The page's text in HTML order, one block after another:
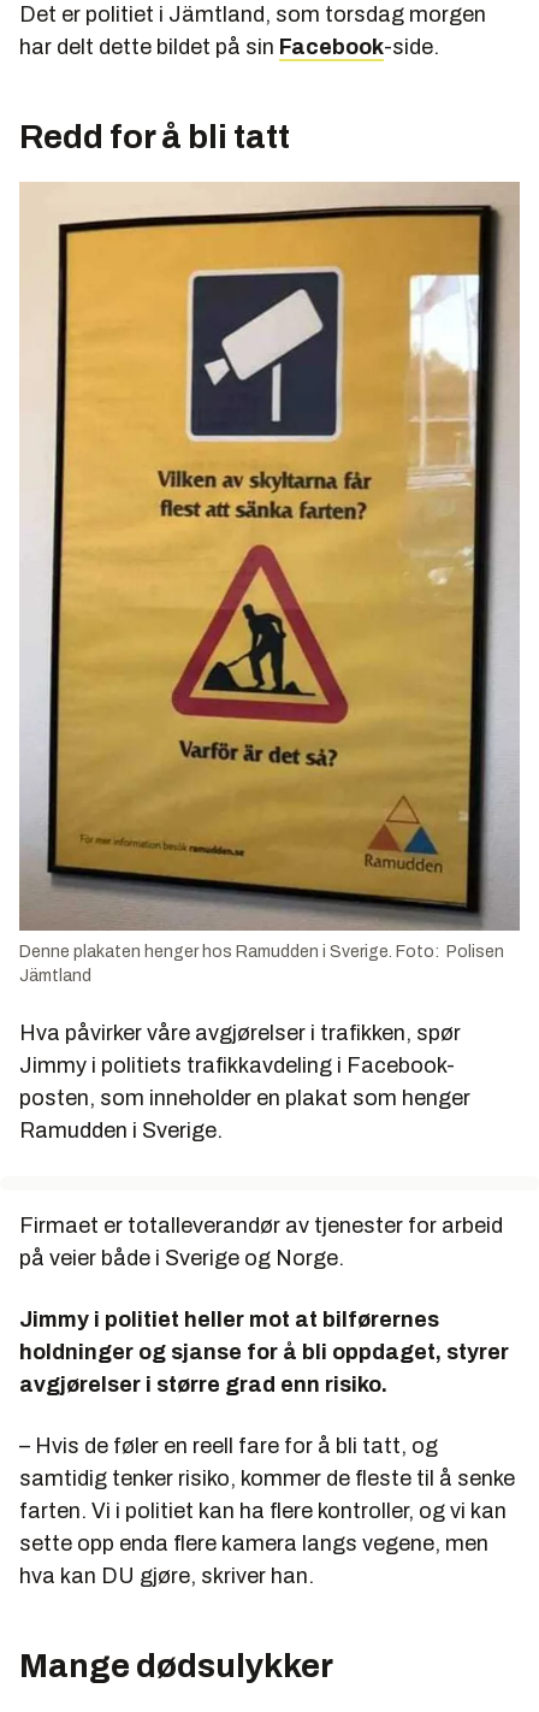
Det er politiet i Jämtland, som torsdag morgen
har delt dette bildet på sin Facebook-side.
Redd for å bli tatt
Denne plakaten henger hos Ramudden i Sverige. Foto: Polisen
Jämtland
Hva påvirker våre avgjørelser i trafikken, spør
Jimmy i politiets trafikkavdeling i Facebook-
posten, som inneholder en plakat som henger
Ramudden i Sverige.
Firmaet er totalleverandør av tjenester for arbeid
på veier både i Sverige og Norge.
Jimmy i politiet heller mot at bilførernes
holdninger og sjanse for å bli oppdaget, styrer
avgjørelser i større grad enn risiko.
– Hvis de føler en reell fare for å bli tatt, og
samtidig tenker risiko, kommer de fleste til å senke
farten. Vi i politiet kan ha flere kontroller, og vi kan
sette opp enda flere kamera langs vegene, men
hva kan DU gjøre, skriver han.
Mange dødsulykker